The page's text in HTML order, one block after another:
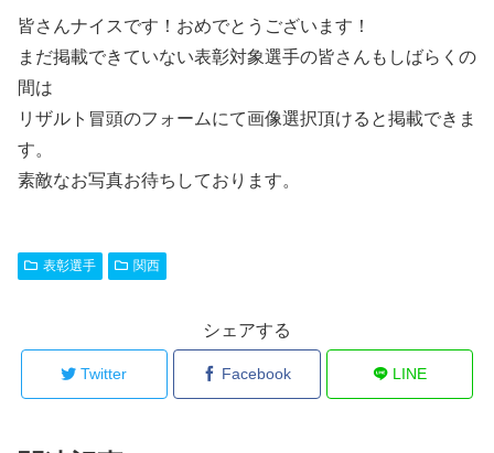
皆さんナイスです！おめでとうございます！
まだ掲載できていない表彰対象選手の皆さんもしばらくの
間は
リザルト冒頭のフォームにて画像選択頂けると掲載できま
す。
素敵なお写真お待ちしております。
表彰選手 関西
シェアする
Twitter Facebook LINE